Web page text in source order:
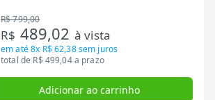
R$ 799,00
R$ 489,02 à vista
em até8x R$ 62,38sem juros
total de R$ 499,04 a prazo
Adicionar ao carrinho